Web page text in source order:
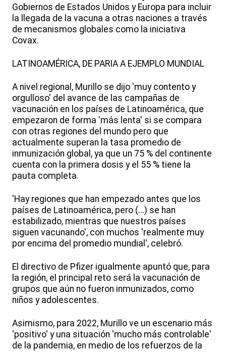
Gobiernos de Estados Unidos y Europa para incluir
la llegada de la vacuna a otras naciones a través
de mecanismos globales como la iniciativa
Covax.
LATINOAMÉRICA, DE PARIA A EJEMPLO MUNDIAL
A nivel regional, Murillo se dijo 'muy contento y
orgulloso' del avance de las campañas de
vacunación en los países de Latinoamérica, que
empezaron de forma 'más lenta' si se compara
con otras regiones del mundo pero que
actualmente superan la tasa promedio de
inmunización global, ya que un 75 % del continente
cuenta con la primera dosis y el 55 % tiene la
pauta completa.
'Hay regiones que han empezado antes que los
países de Latinoamérica, pero (...) se han
estabilizado, mientras que nuestros países
siguen vacunando', con muchos 'realmente muy
por encima del promedio mundial', celebró.
El directivo de Pfizer igualmente apuntó que, para
la región, el principal reto será la vacunación de
grupos que aún no fueron inmunizados, como
niños y adolescentes.
Asimismo, para 2022, Murillo ve un escenario más
'positivo' y una situación 'mucho más controlable'
de la pandemia, en medio de los refuerzos de la